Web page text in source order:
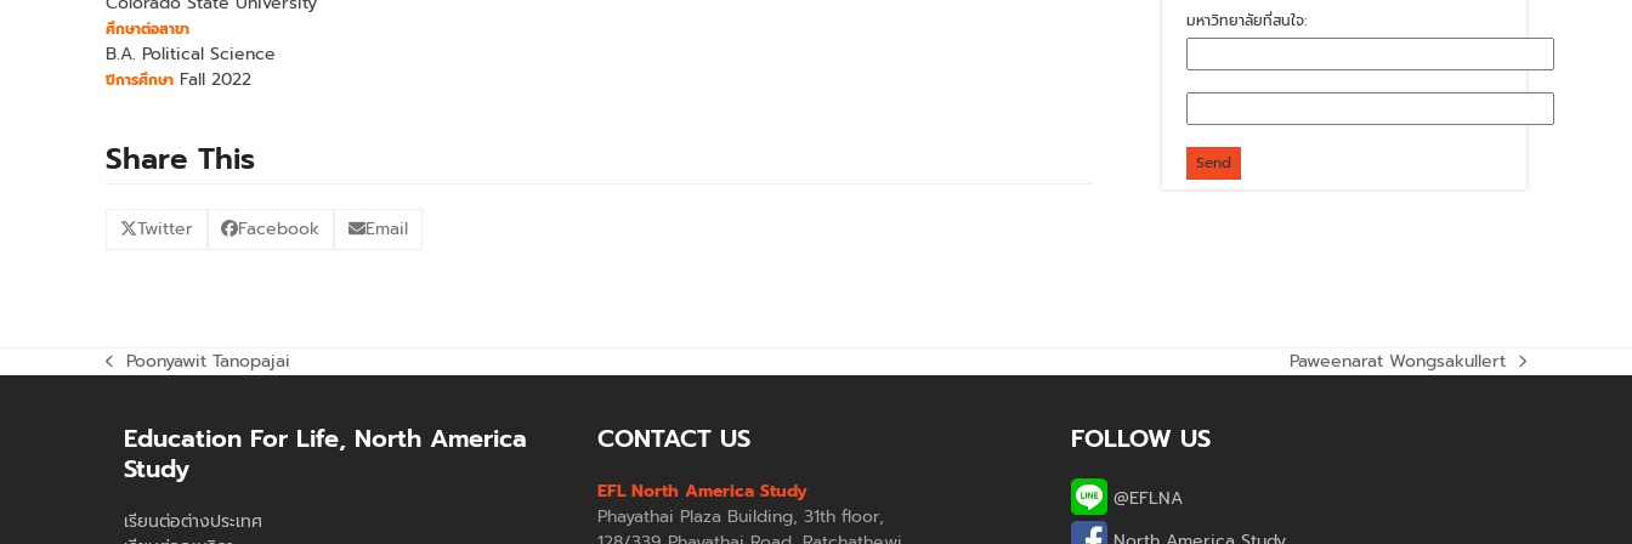
ศึกษาต่อสาขา
B.A. Political Science
ปีการศึกษา Fall 2022
Share This
Twitter Facebook Email
มหาวิทยาลัยที่สนใจ:
previous
Poonyawit Tanopajai
next
Paweenarat Wongsakullert
Education For Life, North America
Study
เรียนต่อต่างประเทศ
CONTACT US
EFL North America Study
Phayathai Plaza Building, 31th floor,
FOLLOW US
@EFLNA